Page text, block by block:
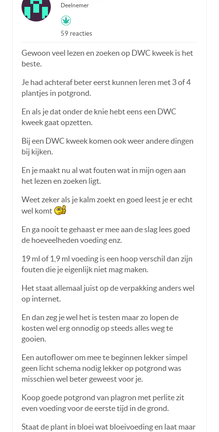
Deelnemer
59 reacties
Gewoon veel lezen en zoeken op DWC kweek is het
beste.
Je had achteraf beter eerst kunnen leren met 3 of 4
plantjes in potgrond.
En als je dat onder de knie hebt eens een DWC
kweek gaat opzetten.
Bij een DWC kweek komen ook weer andere dingen
bij kijken.
En je maakt nu al wat fouten wat in mijn ogen aan
het lezen en zoeken ligt.
Weet zeker als je kalm zoekt en goed leest je er echt
wel komt
En ga nooit te gehaast er mee aan de slag lees goed
de hoeveelheden voeding enz.
19 ml of 1,9 ml voeding is een hoop verschil dan zijn
fouten die je eigenlijk niet mag maken.
Het staat allemaal juist op de verpakking anders wel
op internet.
En dan zeg je wel het is testen maar zo lopen de
kosten wel erg onnodig op steeds alles weg te
gooien.
Een autoflower om mee te beginnen lekker simpel
geen licht schema nodig lekker op potgrond was
misschien wel beter geweest voor je.
Koop goede potgrond van plagron met perlite zit
even voeding voor de eerste tijd in de grond.
Staat de plant in bloei wat bloeivoeding en laat maar